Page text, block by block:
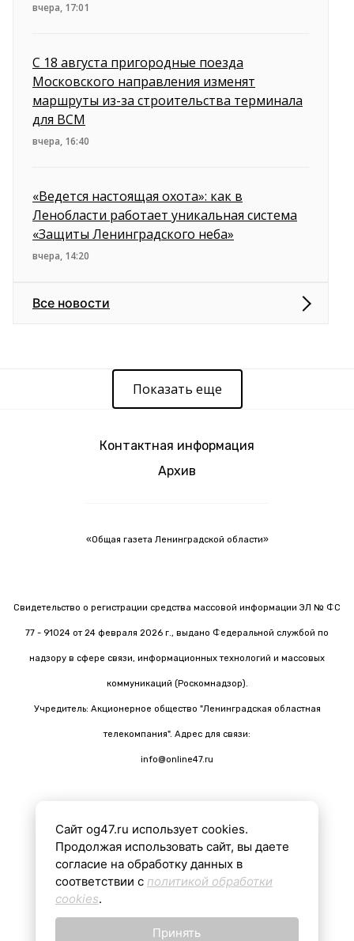
вчера, 17:01
С 18 августа пригородные поезда
Московского направления изменят
маршруты из-за строительства терминала
для ВСМ
вчера, 16:40
«Ведется настоящая охота»: как в
Ленобласти работает уникальная система
«Защиты Ленинградского неба»
вчера, 14:20
Все новости
Показать еще
Контактная информация
Архив
«Общая газета Ленинградской области»
Свидетельство о регистрации средства массовой информации ЭЛ № ФС
77 - 91024 от 24 февраля 2026 г., выдано Федеральной службой по
надзору в сфере связи, информационных технологий и массовых
коммуникаций (Роскомнадзор).
Учредитель: Акционерное общество "Ленинградская областная
телекомпания". Адрес для связи:
info@online47.ru
Все материалы на сайте подготовлены с помощью ИИ
16+
Сайт og47.ru использует cookies.
Продолжая использовать сайт, вы даете
согласие на обработку данных в
соответствии с политикой обработки
cookies.
Принять